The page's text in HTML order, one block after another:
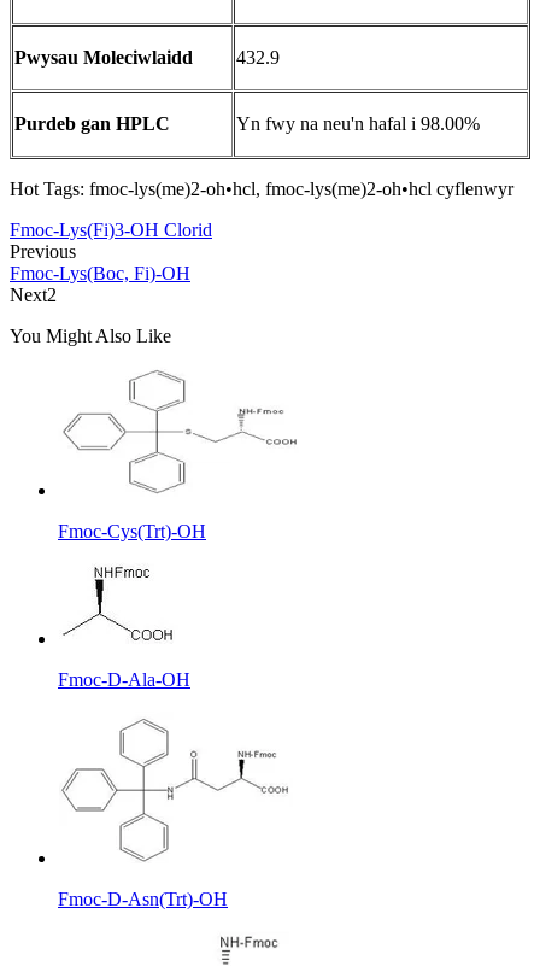
Pwysau Moleciwlaidd 432.9
Purdeb gan HPLC Yn fwy na neu'n hafal i 98.00%
Hot Tags: fmoc-lys(me)2-oh•hcl, fmoc-lys(me)2-oh•hcl cyflenwyr
Fmoc-Lys(Fi)3-OH Clorid
Previous
Fmoc-Lys(Boc, Fi)-OH
Next2
You Might Also Like
Fmoc-Cys(Trt)-OH
Fmoc-D-Ala-OH
Fmoc-D-Asn(Trt)-OH